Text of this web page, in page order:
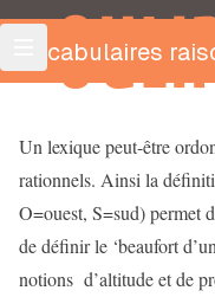
Vocabulaires
Un lexique peut-être
rationnels. Ainsi la
O=ouest, S=sud) permet
de définir le ‘beaufort
notions d’altitude et de